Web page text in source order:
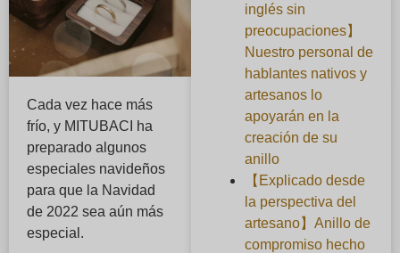
Cada vez hace más
frío, y MITUBACI ha
preparado algunos
especiales navideños
para que la Navidad
de 2022 sea aún más
especial.
inglés sin
preocupaciones】
Nuestro personal de
hablantes nativos y
artesanos lo
apoyarán en la
creación de su
anillo
【Explicado desde
la perspectiva del
artesano】Anillo de
compromiso hecho